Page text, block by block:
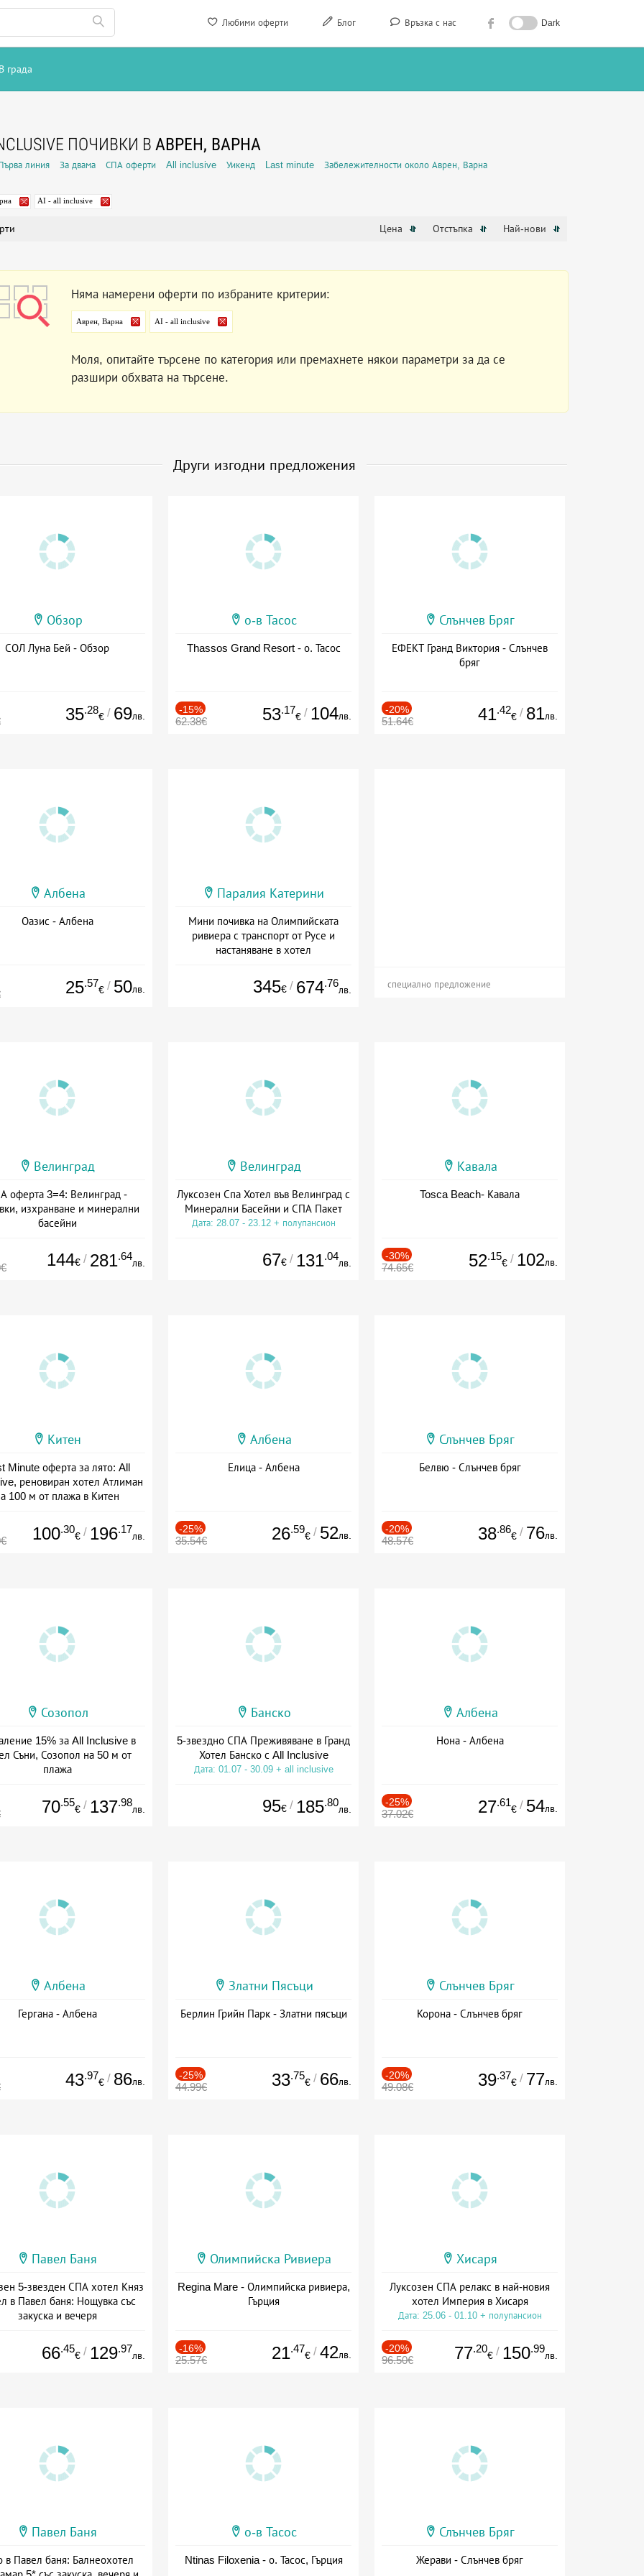
Любими оферти Блог Връзка с нас Dark
В града
ПОЧИВКИ В АВРЕН, ВАРНА
линия За двама СПА оферти All inclusive Уикенд Last minute Забележителности около Аврен, Варна
AI - all inclusive
Цена Отстъпка Най-нови
Няма намерени оферти по избраните критерии:
Аврен, Варна AI - all inclusive
Моля, опитайте търсене по категория или премахнете някои параметри за да се
разшири обхвата на търсене.
Други изгодни предложения
Обзор
СОЛ Луна Бей - Обзор
35.28
€ / 69лв.
о-в Тасос
Thassos Grand Resort - о. Тасос
-15%
62.38€ 53.17
€ / 104лв.
Слънчев Бряг
ЕФЕКТ Гранд Виктория - Слънчев
бряг
-20%
51.64€ 41.42
€ / 81лв.
Албена
Оазис - Албена
25.57
€ / 50лв.
Паралия Катерини
Мини почивка на Олимпийската
ривиера с транспорт от Русе и
настаняване в хотел
345€ / 674.76
лв. специално предложение
Велинград
оферта 3=4: Велинград -
изхранване и минерални
басейни
144€ / 281.64
лв.
Велинград
Луксозен Спа Хотел във Велинград с
Минерални Басейни и СПА Пакет
Дата: 28.07 - 23.12 + полупансион
67€ / 131.04
лв.
Кавала
Tosca Beach- Кавала
-30%
74.65€ 52.15
€ / 102лв.
Китен
Minute оферта за лято: All
реновиран хотел Атлиман
100 м от плажа в Китен
100.30
€ / 196.17
лв.
Албена
Елица - Албена
-25%
35.54€ 26.59
€ / 52лв.
Слънчев Бряг
Белвю - Слънчев бряг
-20%
48.57€ 38.86
€ / 76лв.
Созопол
15% за All Inclusive в
Съни, Созопол на 50 м от
плажа
70.55
€ / 137.98
лв.
Банско
5-звездно СПА Преживяване в Гранд
Хотел Банско с All Inclusive
Дата: 01.07 - 30.09 + all inclusive
95€ / 185.80
лв.
Албена
Нона - Албена
-25%
37.02€ 27.61
€ / 54лв.
Албена
Гергана - Албена
43.97
€ / 86лв.
Златни Пясъци
Берлин Грийн Парк - Златни пясъци
-25%
44.99€ 33.75
€ / 66лв.
Слънчев Бряг
Корона - Слънчев бряг
-20%
49.08€ 39.37
€ / 77лв.
Павел Баня
5-звезден СПА хотел Княз
в Павел баня: Нощувка със
закуска и вечеря
66.45
€ / 129.97
лв.
Олимпийска Ривиера
Regina Mare - Олимпийска ривиера,
Гърция
-16%
25.57€ 21.47
€ / 42лв.
Хисаря
Луксозен СПА релакс в най-новия
хотел Империя в Хисаря
Дата: 25.06 - 01.10 + полупансион
-20%
96.50€ 77.20
€ / 150.99
лв.
Павел Баня
в Павел баня: Балнеохотел
о-в Тасос
Ntinas Filoxenia - о. Тасос, Гърция
Слънчев Бряг
Жерави - Слънчев бряг